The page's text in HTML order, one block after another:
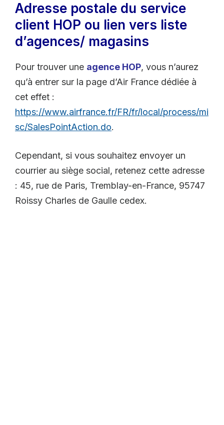
Adresse postale du service
client HOP ou lien vers liste
d’agences/ magasins
Pour trouver une agence HOP, vous n’aurez
qu’à entrer sur la page d’Air France dédiée à
cet effet :
https://www.airfrance.fr/FR/fr/local/process/mi
sc/SalesPointAction.do.
Cependant, si vous souhaitez envoyer un
courrier au siège social, retenez cette adresse
: 45, rue de Paris, Tremblay-en-France, 95747
Roissy Charles de Gaulle cedex.